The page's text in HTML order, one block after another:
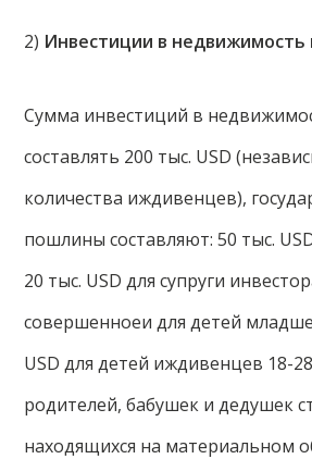
2) Инвестиции в
Сумма инвестиций в
составлять 200 тыс. USD
количества иждивенцев),
пошлины составляют: 50 тыс.
20 тыс. USD для супруги
совершенноеи для детей младше
USD для детей иждивенцев 18-
родителей, бабушек и дедушек
находящихся на материальном